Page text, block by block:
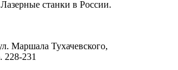
Маршала Тухачевского,
228-231